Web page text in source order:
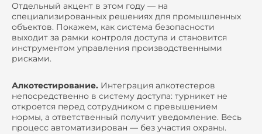
Отдельный акцент в этом году — на
специализированных решениях для промышленных
объектов. Покажем, как система безопасности
выходит за рамки контроля доступа и становится
инструментом управления производственными
рисками.
Алкотестирование. Интеграция алкотестеров
непосредственно в систему доступа: турникет не
откроется перед сотрудником с превышением
нормы, а ответственный получит уведомление. Весь
процесс автоматизирован — без участия охраны.